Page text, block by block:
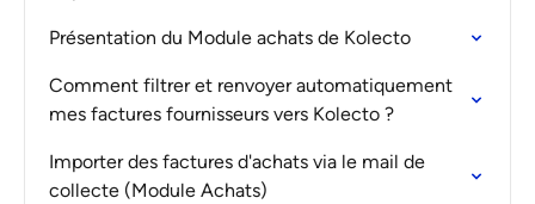
Présentation du Module achats de Kolecto
Comment filtrer et renvoyer automatiquement
mes factures fournisseurs vers Kolecto ?
Importer des factures d'achats via le mail de
collecte (Module Achats)